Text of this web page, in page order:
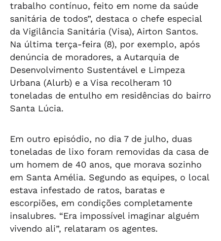
trabalho contínuo, feito em nome da saúde
sanitária de todos”, destaca o chefe especial
da Vigilância Sanitária (Visa), Airton Santos.
Na última terça-feira (8), por exemplo, após
denúncia de moradores, a Autarquia de
Desenvolvimento Sustentável e Limpeza
Urbana (Alurb) e a Visa recolheram 10
toneladas de entulho em residências do bairro
Santa Lúcia.
Em outro episódio, no dia 7 de julho, duas
toneladas de lixo foram removidas da casa de
um homem de 40 anos, que morava sozinho
em Santa Amélia. Segundo as equipes, o local
estava infestado de ratos, baratas e
escorpiões, em condições completamente
insalubres. “Era impossível imaginar alguém
vivendo ali”, relataram os agentes.